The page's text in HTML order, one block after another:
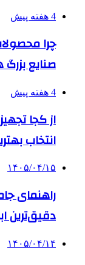
4 هفته پیش
صنایع
4 هفته پیش
از کجا
انتخاب
۱۴۰۵/۰۴/۱۵
راهنمای
دقیق‌ترین
۱۴۰۵/۰۴/۱۴